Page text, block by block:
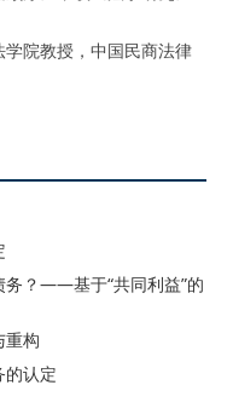
学院教授，中国民商法律
务？——基于“共同利益”的
重构
的认定